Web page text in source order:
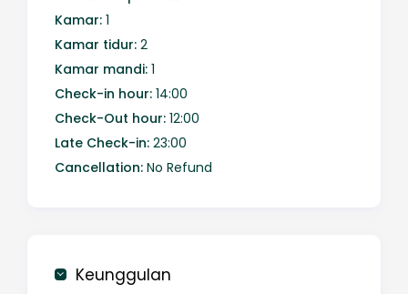
Kamar: 1
Kamar tidur: 2
Kamar mandi: 1
Check-in hour: 14:00
Check-Out hour: 12:00
Late Check-in: 23:00
Cancellation: No Refund
Keunggulan